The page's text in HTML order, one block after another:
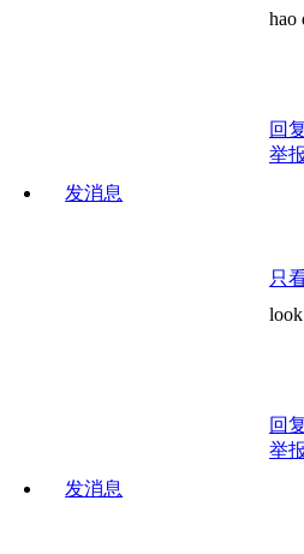
发消息
hao
回
举
发消息
只
look
回
举